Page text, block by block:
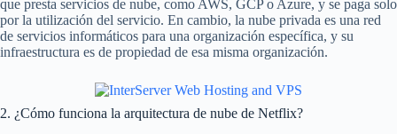
que presta servicios de nube, como AWS, GCP o Azure, y se paga solo
por la utilización del servicio. En cambio, la nube privada es una red
de servicios informáticos para una organización específica, y su
infraestructura es de propiedad de esa misma organización.
2. ¿Cómo funciona la arquitectura de nube de Netflix?